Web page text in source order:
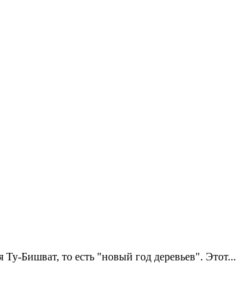
Ту-Бишват, то есть "новый год деревьев". Этот...